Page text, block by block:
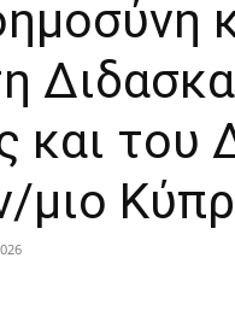
και του
μιο